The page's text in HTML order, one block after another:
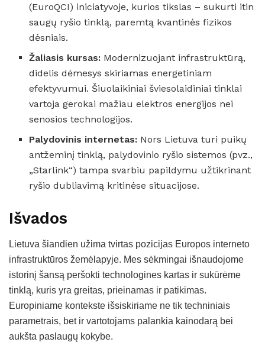
(EuroQCI) iniciatyvoje, kurios tikslas – sukurti itin
saugų ryšio tinklą, paremtą kvantinės fizikos
dėsniais.
Žaliasis kursas: Modernizuojant infrastruktūrą,
didelis dėmesys skiriamas energetiniam
efektyvumui. Šiuolaikiniai šviesolaidiniai tinklai
vartoja gerokai mažiau elektros energijos nei
senosios technologijos.
Palydovinis internetas: Nors Lietuva turi puikų
antžeminį tinklą, palydovinio ryšio sistemos (pvz.,
„Starlink“) tampa svarbiu papildymu užtikrinant
ryšio dubliavimą kritinėse situacijose.
Išvados
Lietuva šiandien užima tvirtas pozicijas Europos interneto
infrastruktūros žemėlapyje. Mes sėkmingai išnaudojome
istorinį šansą peršokti technologines kartas ir sukūrėme
tinklą, kuris yra greitas, prieinamas ir patikimas.
Europiniame kontekste išsiskiriame ne tik techniniais
parametrais, bet ir vartotojams palankia kainodarą bei
aukšta paslaugų kokybe.